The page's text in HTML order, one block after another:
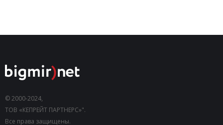
© 2000-2024,
ТОВ «КЕПРЕЙТ ПАРТНЕРС»".
Все права защищены.